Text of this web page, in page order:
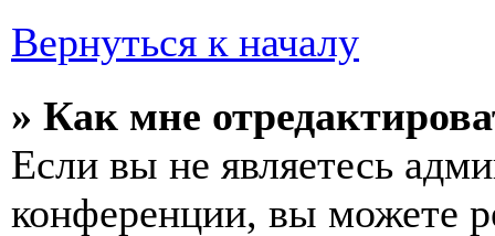
Вернуться к началу
» Как мне
Если вы не являетесь
конференции, вы можете